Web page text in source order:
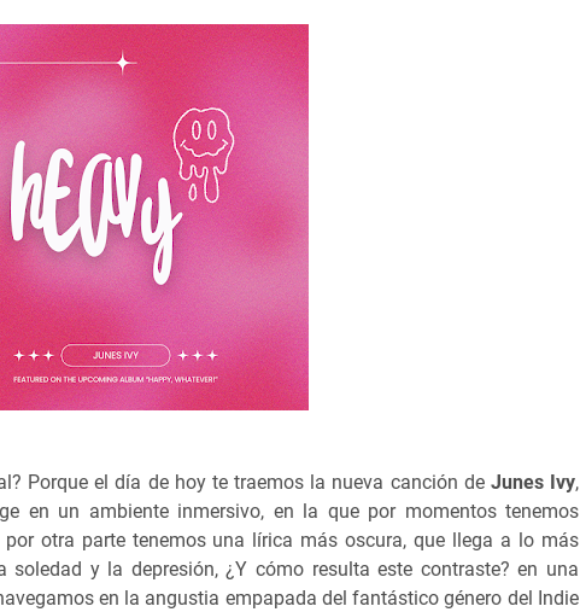
Porque el día de hoy te traemos la nueva canción deJunes Ivy,
en un ambiente inmersivo, en la que por momentos tenemos
otra parte tenemos una lírica más oscura, que llega a lo más
y la depresión, ¿Y cómo resulta este contraste? en una
en la angustia empapada del fantástico género del Indie